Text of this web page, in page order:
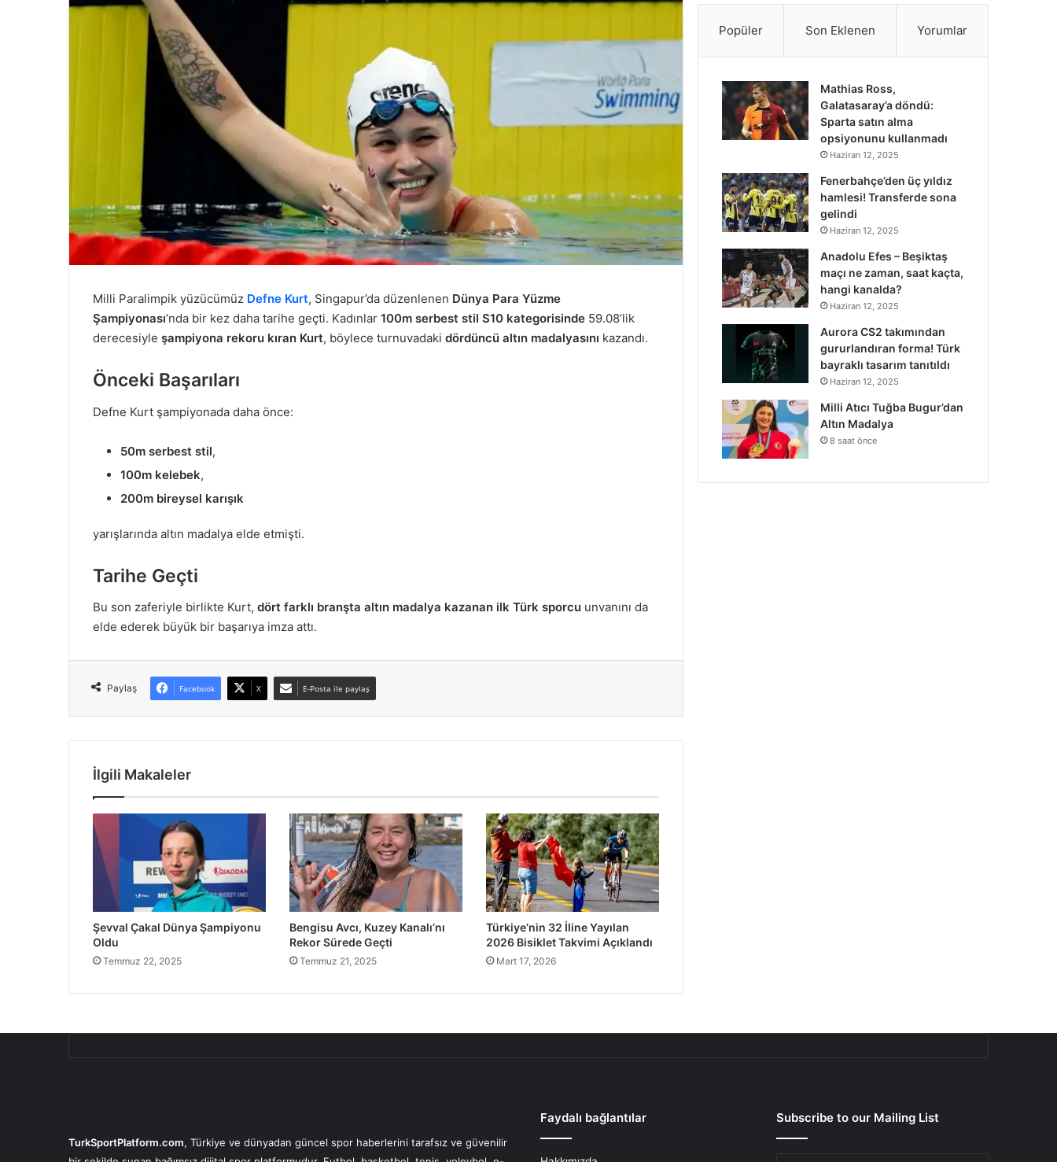
Milli Paralimpik yüzücümüz Defne Kurt, Singapur’da düzenlenen Dünya Para Yüzme
Şampiyonası’nda bir kez daha tarihe geçti. Kadınlar 100m serbest stil S10 kategorisinde 59.08’lik
derecesiyle şampiyona rekoru kıran Kurt, böylece turnuvadaki dördüncü altın madalyasını kazandı.
Önceki Başarıları
Defne Kurt şampiyonada daha önce:
50m serbest stil,
100m kelebek,
200m bireysel karışık
yarışlarında altın madalya elde etmişti.
Tarihe Geçti
Bu son zaferiyle birlikte Kurt, dört farklı branşta altın madalya kazanan ilk Türk sporcu unvanını da
elde ederek büyük bir başarıya imza attı.
Paylaş Facebook X E-Posta ile paylaş
İlgili Makaleler
Şevval Çakal Dünya Şampiyonu
Oldu
Temmuz 22, 2025
Bengisu Avcı, Kuzey Kanalı’nı
Rekor Sürede Geçti
Temmuz 21, 2025
Türkiye’nin 32 İline Yayılan
2026 Bisiklet Takvimi Açıklandı
Mart 17, 2026
Popüler Son Eklenen Yorumlar
Mathias Ross,
Galatasaray’a döndü:
Sparta satın alma
opsiyonunu kullanmadı
Haziran 12, 2025
Fenerbahçe’den üç yıldız
hamlesi! Transferde sona
gelindi
Haziran 12, 2025
Anadolu Efes – Beşiktaş
maçı ne zaman, saat kaçta,
hangi kanalda?
Haziran 12, 2025
Aurora CS2 takımından
gururlandıran forma! Türk
bayraklı tasarım tanıtıldı
Haziran 12, 2025
Milli Atıcı Tuğba Bugur’dan
Altın Madalya
8 saat önce
TurkSportPlatform.com, Türkiye ve dünyadan güncel spor haberlerini tarafsız ve güvenilir
Faydalı bağlantılar Subscribe to our Mailing List